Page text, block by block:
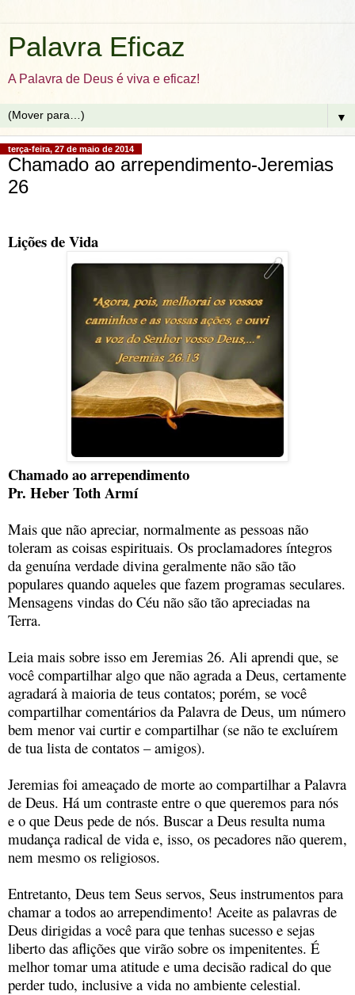
Palavra Eficaz
A Palavra de Deus é viva e eficaz!
▼
terça-feira, 27 de maio de 2014
Chamado ao arrependimento-Jeremias
26
Lições de Vida
Chamado ao arrependimento
Pr. Heber Toth Armí
Mais que não apreciar, normalmente as pessoas não
toleram as coisas espirituais. Os proclamadores íntegros
da genuína verdade divina geralmente não são tão
populares quando aqueles que fazem programas seculares.
Mensagens vindas do Céu não são tão apreciadas na
Terra.
Leia mais sobre isso em Jeremias 26. Ali aprendi que, se
você compartilhar algo que não agrada a Deus, certamente
agradará à maioria de teus contatos; porém, se você
compartilhar comentários da Palavra de Deus, um número
bem menor vai curtir e compartilhar (se não te excluírem
de tua lista de contatos – amigos).
Jeremias foi ameaçado de morte ao compartilhar a Palavra
de Deus. Há um contraste entre o que queremos para nós
e o que Deus pede de nós. Buscar a Deus resulta numa
mudança radical de vida e, isso, os pecadores não querem,
nem mesmo os religiosos.
Entretanto, Deus tem Seus servos, Seus instrumentos para
chamar a todos ao arrependimento! Aceite as palavras de
Deus dirigidas a você para que tenhas sucesso e sejas
liberto das aflições que virão sobre os impenitentes. É
melhor tomar uma atitude e uma decisão radical do que
perder tudo, inclusive a vida no ambiente celestial.